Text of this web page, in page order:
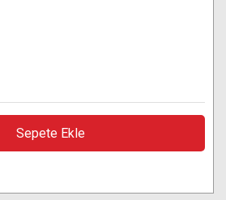
Sepete Ekle